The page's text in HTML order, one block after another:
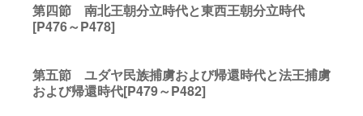
第四節 南北王朝分立時代と東西王朝分立時代
[P476～P478]
第五節 ユダヤ民族捕虜および帰還時代と法王捕虜
および帰還時代[P479～P482]